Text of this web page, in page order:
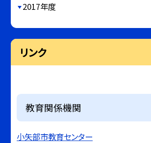
2017年度
リンク
教育関係機関
小矢部市教育センター